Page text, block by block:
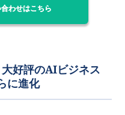
わせはこちら
好評のAIビジネス
に進化